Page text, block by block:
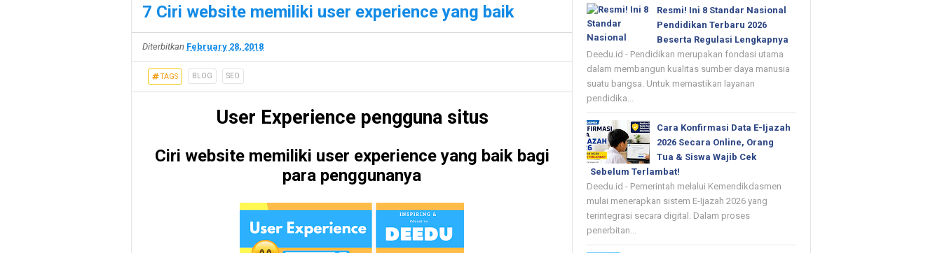
7 Ciri website memiliki user experience yang baik
Diterbitkan February 28, 2018
TAGS BLOG SEO
User Experience pengguna situs
Ciri website memiliki user experience yang baik bagi
para penggunanya
Resmi! Ini 8 Standar Nasional
Pendidikan Terbaru 2026
Beserta Regulasi Lengkapnya
Deedu.id - Pendidikan merupakan fondasi utama
dalam membangun kualitas sumber daya manusia
suatu bangsa. Untuk memastikan layanan
pendidika...
Cara Konfirmasi Data E-Ijazah
2026 Secara Online, Orang
Tua & Siswa Wajib Cek
Sebelum Terlambat!
Deedu.id - Pemerintah melalui Kemendikdasmen
mulai menerapkan sistem E-Ijazah 2026 yang
terintegrasi secara digital. Dalam proses
penerbitan...